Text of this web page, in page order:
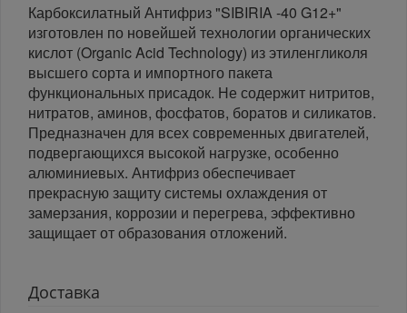
Карбоксилатный Антифриз "SIBIRIA -40 G12+"
изготовлен по новейшей технологии органических
кислот (Organic Acid Technology) из этиленгликоля
высшего сорта и импортного пакета
функциональных присадок. Не содержит нитритов,
нитратов, аминов, фосфатов, боратов и силикатов.
Предназначен для всех современных двигателей,
подвергающихся высокой нагрузке, особенно
алюминиевых. Антифриз обеспечивает
прекрасную защиту системы охлаждения от
замерзания, коррозии и перегрева, эффективно
защищает от образования отложений.
Доставка